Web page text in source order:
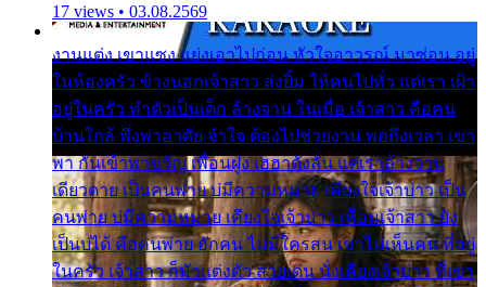
17 views • 03.08.2569
งานแต่ง เขาแซง แย่งเอาไปก่อน หัวใจอาวรณ์ มาซ่อน อยู่
ในห้องครัว ข้างนอกเจ้าสาว ส่งยิ้ม ให้คนไปทั่ว แต่เรา เฝ้า
อยู่ในครัว ทำตัวเป็นเด็ก ล้างจาน ในเมื่อ เจ้าสาว คือคน
บ้านใกล้ พึ่งพาอาศัย จำใจ ต้องไปช่วยงาน พอถึงเวลา เขา
พา กันเข้าพาขวัญ เพื่อนฝูง เฮฮาดังลั่น แต่เราล้างจาน
เดียวดาย เป็นคนพ่าย บ่มีความหมาย เคียงใจเจ้าบ่าว เป็น
คนพ่าย บ่มีความหมาย เคียงใจเจ้าบ่าว เพื่อนเจ้าสาว ยัง
เป็นบ่ได้ คือคนพ่าย ฮักคน ไม่มีใครสน เขาไม่เห็นคน ที่อยู่
ในครัว เจ้าสาว ก็มัวแต่งตัว สวยเด่น นั่งเคียงเจ้าบ่าว ที่เขา